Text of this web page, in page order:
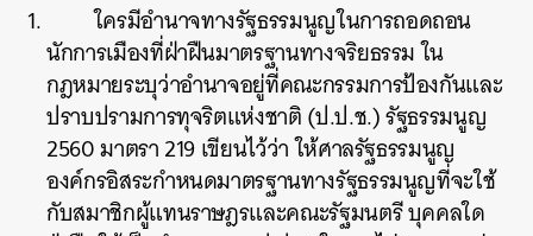
ใครมีอำนาจทางรัฐธรรมนูญในการถอดถอน
นักการเมืองที่ฝ่าฝืนมาตรฐานทางจริยธรรม ใน
กฎหมายระบุว่าอำนาจอยู่ที่คณะกรรมการป้องกันและ
ปราบปรามการทุจริตแห่งชาติ (ป.ป.ช.) รัฐธรรมนูญ
2560 มาตรา 219 เขียนไว้ว่า ให้ศาลรัฐธรรมนูญ
องค์กรอิสระกำหนดมาตรฐานทางรัฐธรรมนูญที่จะใช้
กับสมาชิกผู้แทนราษฎรและคณะรัฐมนตรี บุคคลใด